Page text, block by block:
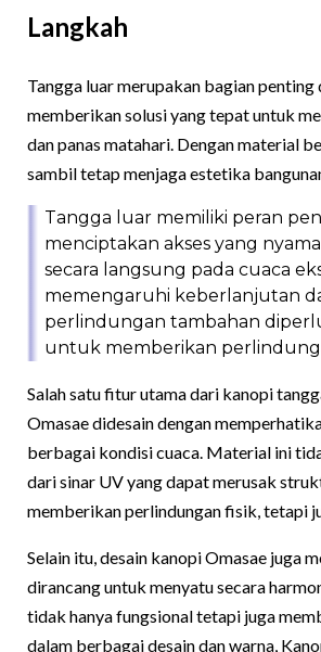
Langkah
Tangga luar merupakan bagian
memberikan solusi yang tepat untuk
dan panas matahari. Dengan material
sambil tetap menjaga estetika
Tangga luar memiliki peran
menciptakan akses yang
secara langsung pada cuaca
memengaruhi keberlanjutan
perlindungan tambahan
untuk memberikan
Salah satu fitur utama dari kanopi
Omasae didesain dengan
berbagai kondisi cuaca. Material ini
dari sinar UV yang dapat merusak
memberikan perlindungan fisik, tetapi
Selain itu, desain kanopi Omasae juga
dirancang untuk menyatu secara
tidak hanya fungsional tetapi juga
dalam berbagai desain dan warna,